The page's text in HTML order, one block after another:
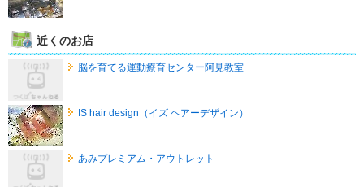
近くのお店
脳を育てる運動療育センター阿見教室
IS hair design（イズ ヘアーデザイン）
あみプレミアム・アウトレット